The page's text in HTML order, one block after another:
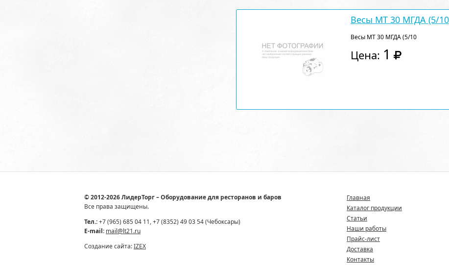
Весы МТ 30 МГДА (5/10
Весы МТ 30 МГДА (5/10
Цена: 1
© 2012-2026 ЛидерТорг – Оборудование для ресторанов и баров
Все права защищены.
Тел.:+7 (965) 685 04 11, +7 (8352) 49 03 54 (Чебоксары)
E-mail: mail@lt21.ru
Создание сайта:IZEX
Главная
Каталог продукции
Статьи
Наши работы
Прайс-лист
Доставка
Контакты